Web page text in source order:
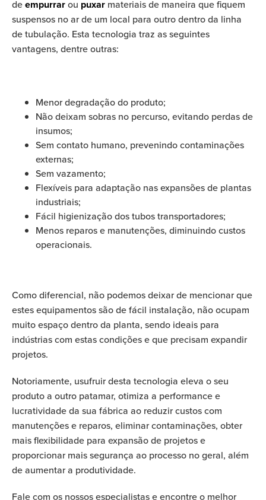
deempurrarou puxar materiais de maneira que fiquem
suspensos no ar de um local para outrodentro da linha
de tubulação. Esta tecnologia traz as seguintes
vantagens, dentre outras:
Menor degradação do produto;
Não deixam sobras no percurso, evitando perdas de
insumos;
Sem contato humano, prevenindo contaminações
externas;
Sem vazamento;
Flexíveis para adaptação nas expansões de plantas
industriais;
Fácil higienização dos tubos transportadores;
Menos reparos e manutenções, diminuindo custos
operacionais.
Como diferencial, não podemos deixar de mencionar que
estes equipamentos são de fácil instalação, não ocupam
muito espaço dentro da planta, sendo ideais para
indústrias com estas condições e que precisam expandir
projetos.
Notoriamente, usufruir desta tecnologia eleva o seu
produto a outro patamar, otimiza a performance e
lucratividade da sua fábrica ao reduzir custos com
manutenções e reparos, eliminar contaminações, obter
mais flexibilidade para expansão de projetos e
proporcionar mais segurança ao processo no geral, além
de aumentar a produtividade.
Fale com os nossos especialistas e encontreo melhor